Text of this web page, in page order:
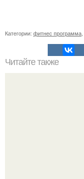
Категории: фитнес программа,
Читайте также